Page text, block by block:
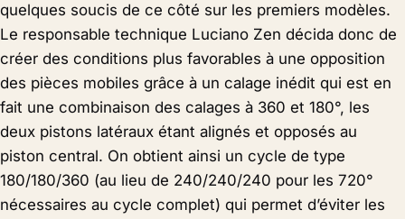
quelques soucis de ce côté sur les premiers modèles.
Le responsable technique Luciano Zen décida donc de
créer des conditions plus favorables à une opposition
des pièces mobiles grâce à un calage inédit qui est en
fait une combinaison des calages à 360 et 180°, les
deux pistons latéraux étant alignés et opposés au
piston central. On obtient ainsi un cycle de type
180/180/360 (au lieu de 240/240/240 pour les 720°
nécessaires au cycle complet) qui permet d’éviter les